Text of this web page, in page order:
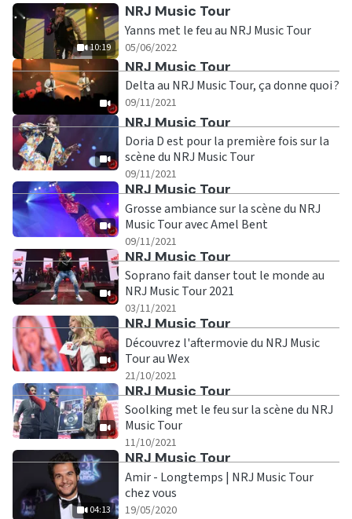
10:19
Ecouter
NRJ Music Tour
Yanns met le feu au NRJ Music Tour
05/06/2022
Ecouter
NRJ Music Tour
Delta au NRJ Music Tour, ça donne quoi ?
09/11/2021
Ecouter
NRJ Music Tour
Doria D est pour la première fois sur la
scène du NRJ Music Tour
09/11/2021
Ecouter
NRJ Music Tour
Grosse ambiance sur la scène du NRJ
Music Tour avec Amel Bent
09/11/2021
Ecouter
NRJ Music Tour
Soprano fait danser tout le monde au
NRJ Music Tour 2021
03/11/2021
Ecouter
NRJ Music Tour
Découvrez l'aftermovie du NRJ Music
Tour au Wex
21/10/2021
Ecouter
NRJ Music Tour
Soolking met le feu sur la scène du NRJ
Music Tour
11/10/2021
04:13
Ecouter
NRJ Music Tour
Amir - Longtemps | NRJ Music Tour
chez vous
19/05/2020